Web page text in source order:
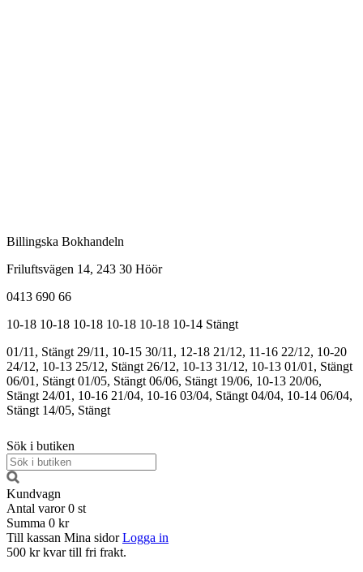
Billingska Bokhandeln
Friluftsvägen 14, 243 30 Höör
0413 690 66
10-18 10-18 10-18 10-18 10-18 10-14 Stängt
01/11, Stängt 29/11, 10-15 30/11, 12-18 21/12, 11-16 22/12, 10-20
24/12, 10-13 25/12, Stängt 26/12, 10-13 31/12, 10-13 01/01, Stängt
06/01, Stängt 01/05, Stängt 06/06, Stängt 19/06, 10-13 20/06,
Stängt 24/01, 10-16 21/04, 10-16 03/04, Stängt 04/04, 10-14 06/04,
Stängt 14/05, Stängt
Sök i butiken
Kundvagn
Antal varor 0 st
Summa 0 kr
Till kassan Mina sidor Logga in
500 kr kvar till fri frakt.